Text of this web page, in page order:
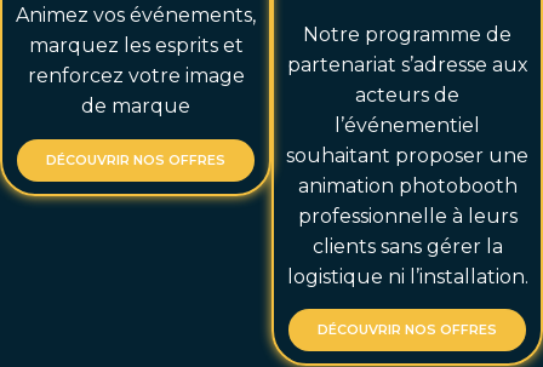
Animez vos événements,
marquez les esprits et
renforcez votre image
de marque
DÉCOUVRIR NOS OFFRES
Notre programme de
partenariat s’adresse aux
acteurs de
l’événementiel
souhaitant proposer une
animation photobooth
professionnelle à leurs
clients sans gérer la
logistique ni l’installation.
DÉCOUVRIR NOS OFFRES